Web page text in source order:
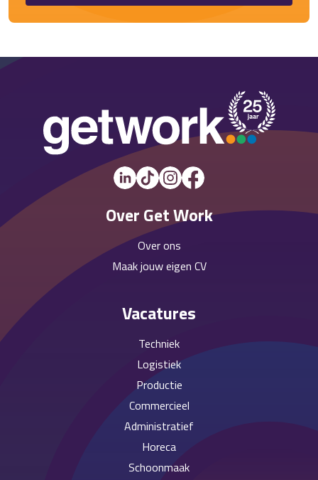
Over Get Work
Over ons
Maak jouw eigen CV
Vacatures
Techniek
Logistiek
Productie
Commercieel
Administratief
Horeca
Schoonmaak